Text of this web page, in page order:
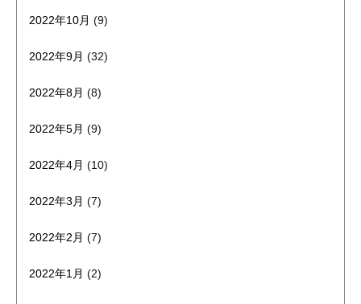
2022年10月 (9)
2022年9月 (32)
2022年8月 (8)
2022年5月 (9)
2022年4月 (10)
2022年3月 (7)
2022年2月 (7)
2022年1月 (2)